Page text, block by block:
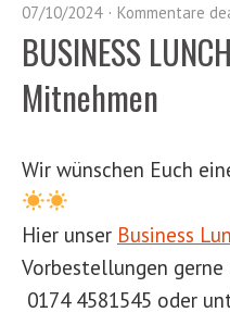
07/10/2024 Kommentare
BUSINESS
Mitnehmen
Wir wünschen Euch
Hier unser Business
Vorbestellungen
0174 4581545 oder